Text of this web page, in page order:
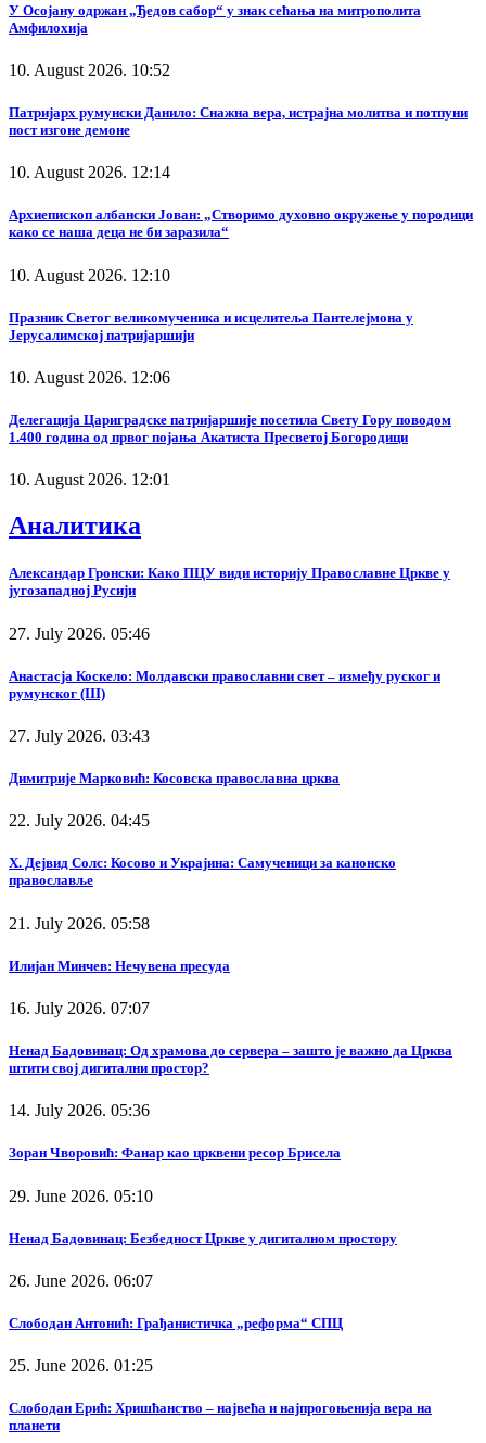
У Осојану одржан „Ђедов сабор“ у знак сећања на митрополита
Амфилохија
10. August 2026. 10:52
Патријарх румунски Данило: Снажна вера, истрајна молитва и потпуни
пост изгоне демоне
10. August 2026. 12:14
Архиепископ албански Јован: „Створимо духовно окружење у породици
како се наша деца не би заразила“
10. August 2026. 12:10
Празник Светог великомученика и исцелитеља Пантелејмона у
Јерусалимској патријаршији
10. August 2026. 12:06
Делегација Цариградске патријаршије посетила Свету Гору поводом
1.400 година од првог појања Акатиста Пресветој Богородици
10. August 2026. 12:01
Аналитика
Александар Гронски: Како ПЦУ види историју Православне Цркве у
југозападној Русији
27. July 2026. 05:46
Анастасја Коскело: Молдавски православни свет – између руског и
румунског (III)
27. July 2026. 03:43
Димитрије Марковић: Косовска православна црква
22. July 2026. 04:45
Х. Дејвид Солс: Косово и Украјина: Самученици за канонско
православље
21. July 2026. 05:58
Илијан Минчев: Нечувена пресуда
16. July 2026. 07:07
Ненад Бадовинац: Од храмова до сервера – зашто је важно да Црква
штити свој дигитални простор?
14. July 2026. 05:36
Зоран Чворовић: Фанар као црквени ресор Брисела
29. June 2026. 05:10
Ненад Бадовинац: Безбедност Цркве у дигиталном простору
26. June 2026. 06:07
Слободан Антонић: Грађанистичка „реформа“ СПЦ
25. June 2026. 01:25
Слободан Ерић: Хришћанство – највећа и најпрогоњенија вера на
планети